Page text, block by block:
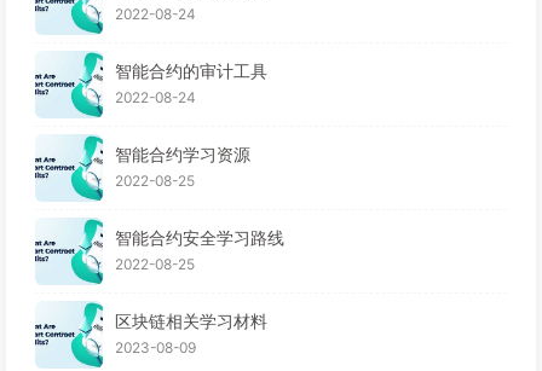
2022-08-24
智能合约的审计工具
2022-08-24
智能合约学习资源
2022-08-25
智能合约安全学习路线
2022-08-25
区块链相关学习材料
2023-08-09